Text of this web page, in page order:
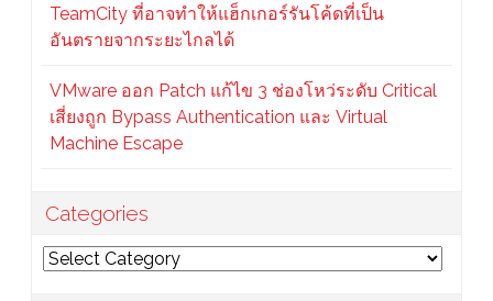
TeamCity ที่อาจทำให้แฮ็กเกอร์รันโค้ดที่เป็น
อันตรายจากระยะไกลได้
VMware ออก Patch แก้ไข 3 ช่องโหว่ระดับ Critical
เสี่ยงถูก Bypass Authentication และ Virtual
Machine Escape
Categories
Categories